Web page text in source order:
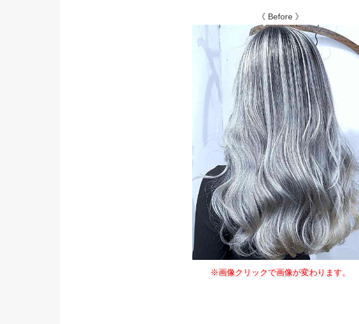
《 Before 》
※画像クリックで画像が変わります。